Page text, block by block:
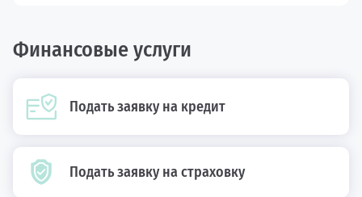
Финансовые услуги
Подать заявку на кредит
Подать заявку на страховку